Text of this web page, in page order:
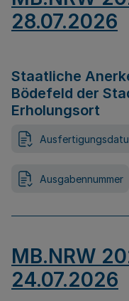
28.07.2026
Staatliche
Bödefeld der
Erholungsort
Ausgabennummer
MB.NRW
24.07.2026